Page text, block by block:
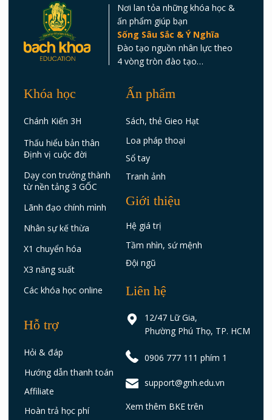
Giới thiệu
Hệ giá trị
Tầm nhìn, sứ mệnh
Đội ngũ
Tranh ảnh
Ấn phẩm
Sách, thẻ Gieo Hạt
Loa pháp thoại
Sổ tay
Liên hệ
12/47 Lữ Gia,
Phường Phú Thọ, TP. HCM
0906 777 111 phím 1
support@gnh.edu.vn
Lãnh đạo chính mình
Khóa học
Chánh Kiến 3H
Thấu hiểu bản thân
Định vị cuộc đời
Dạy con trưởng thành
từ nền tảng 3 GỐC
Nhân sự kế thừa
X3 năng suất
Các khóa học online
X1 chuyển hóa
Nơi lan tỏa những khóa học &
ấn phẩm giúp bạn
Sống Sâu Sắc & Ý Nghĩa
Đào tạo nguồn nhân lực theo
4 vòng tròn đào tạo…
Hỗ trợ
Hỏi & đáp
Hoàn trả học phí
Affiliate
Hướng dẫn thanh toán
Xem thêm BKE trên